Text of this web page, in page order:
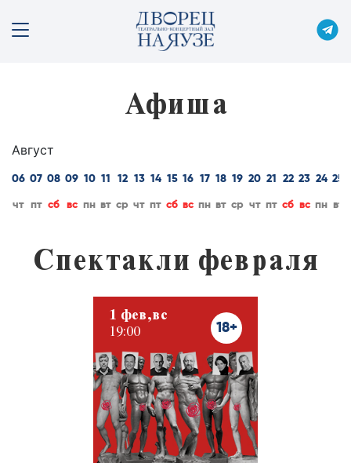
Афиша
Август
06
чт
07
пт
08
сб
09
вс
10
пн
11
вт
12
ср
13
чт
14
пт
15
сб
16
вс
17
пн
18
вт
19
ср
20
чт
21
пт
22
сб
23
вс
24
пн
25
вт
Спектакли февраля
1 фев,вс
19:00 18+